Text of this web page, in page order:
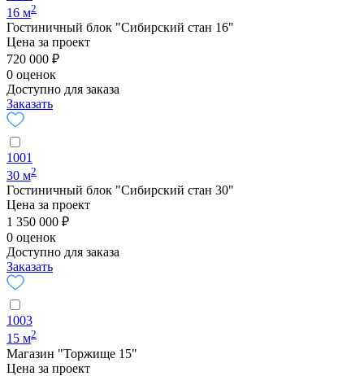
16 м2
Гостиничный блок "Сибирский стан 16"
Цена за проект
720 000 ₽
0 оценок
Доступно для заказа
Заказать
1001
30 м2
Гостиничный блок "Сибирский стан 30"
Цена за проект
1 350 000 ₽
0 оценок
Доступно для заказа
Заказать
1003
15 м2
Магазин "Торжище 15"
Цена за проект